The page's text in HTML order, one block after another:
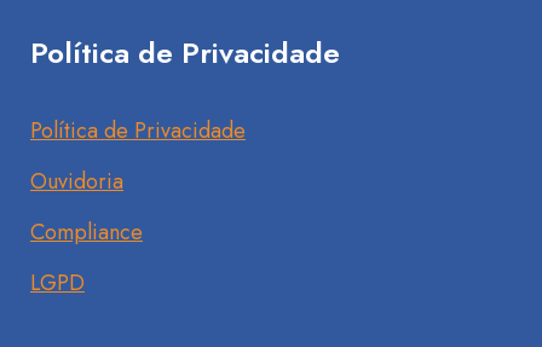
Política de Privacidade
Política de Privacidade
Ouvidoria
Compliance
LGPD